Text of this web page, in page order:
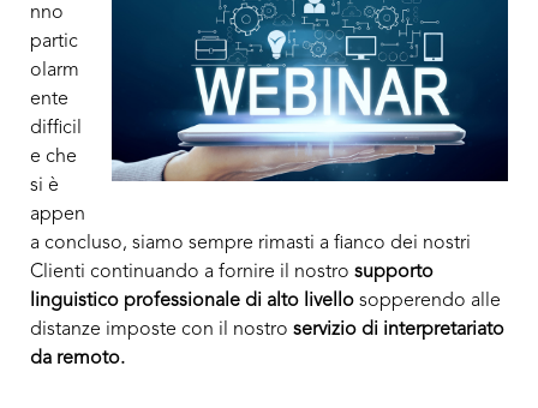
nno
partic
olarm
ente
difficil
e che
si è
appen
a concluso, siamo sempre rimasti a fianco dei nostri
Clienti continuando a fornire il nostro supporto
linguistico professionale di alto livello sopperendo alle
distanze imposte con il nostro servizio di interpretariato
da remoto.